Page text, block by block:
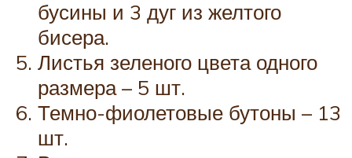
бусины и 3 дуг из желтого
бисера.
Листья зеленого цвета одного
размера – 5 шт.
Темно-фиолетовые бутоны – 13
шт.